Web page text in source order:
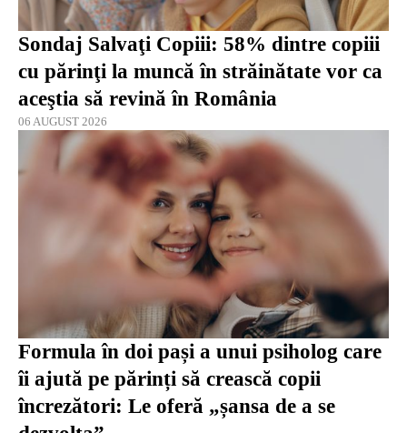
Sondaj Salvaţi Copiii: 58% dintre copiii
cu părinţi la muncă în străinătate vor ca
aceştia să revină în România
06 AUGUST 2026
Formula în doi pași a unui psiholog care
îi ajută pe părinți să crească copii
încrezători: Le oferă „șansa de a se